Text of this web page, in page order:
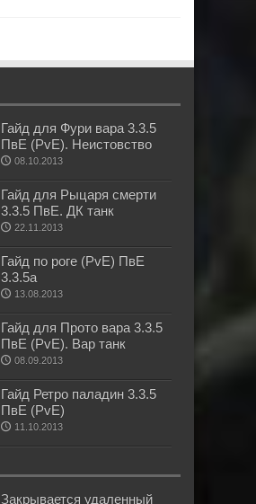
Гайд для Фури вара 3.3.5
ПвЕ (PvE). Неистовство
08.10.2013
Гайд для Рыцаря смерти
3.3.5 ПвЕ. ДК танк
22.11.2013
Гайд по роге (PvE) ПвЕ
3.3.5а
13.08.2013
Гайд для Прото вара 3.3.5
ПвЕ (PvE). Вар танк
08.09.2013
Гайд Ретро паладин 3.3.5
ПвЕ (PvE)
11.10.2013
Закрывается удаленный